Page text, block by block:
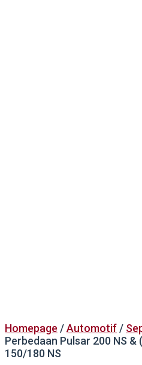
Homepage /Automotif /
Perbedaan Pulsar 200 NS &
150/180 NS